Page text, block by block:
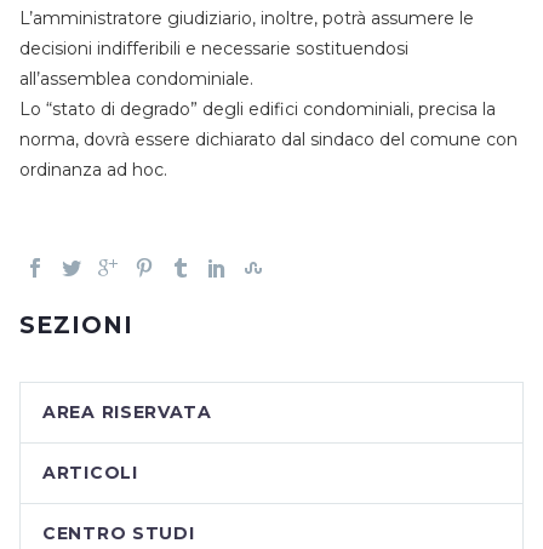
L’amministratore giudiziario, inoltre, potrà assumere le
decisioni indifferibili e necessarie sostituendosi
all’assemblea condominiale.
Lo “stato di degrado” degli edifici condominiali, precisa la
norma, dovrà essere dichiarato dal sindaco del comune con
ordinanza ad hoc.
SEZIONI
AREA RISERVATA
ARTICOLI
CENTRO STUDI